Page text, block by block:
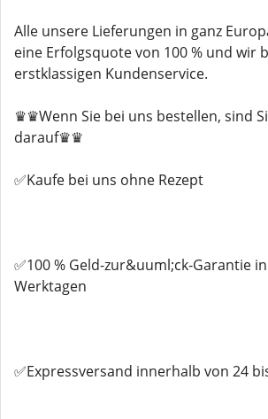
Alle unsere Lieferungen in ganz
eine Erfolgsquote von 100 % und wir
erstklassigen Kundenservice.
♛♛Wenn Sie bei uns bestellen, sind
darauf♛♛
✅Kaufe bei uns ohne Rezept
✅100 % Geld-zur&uuml;ck-Garantie
Werktagen
✅Expressversand innerhalb von 24